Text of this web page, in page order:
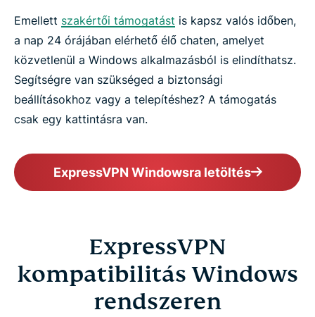
Emellett szakértői támogatást is kapsz valós időben,
a nap 24 órájában elérhető élő chaten, amelyet
közvetlenül a Windows alkalmazásból is elindíthatsz.
Segítségre van szükséged a biztonsági
beállításokhoz vagy a telepítéshez? A támogatás
csak egy kattintásra van.
ExpressVPN Windowsra letöltés
ExpressVPN
kompatibilitás Windows
rendszeren